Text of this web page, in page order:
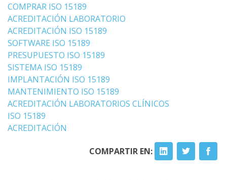
COMPRAR ISO 15189
ACREDITACIÓN LABORATORIO
ACREDITACIÓN ISO 15189
SOFTWARE ISO 15189
PRESUPUESTO ISO 15189
SISTEMA ISO 15189
IMPLANTACIÓN ISO 15189
MANTENIMIENTO ISO 15189
ACREDITACIÓN LABORATORIOS CLÍNICOS
ISO 15189
ACREDITACIÓN
COMPARTIR EN: